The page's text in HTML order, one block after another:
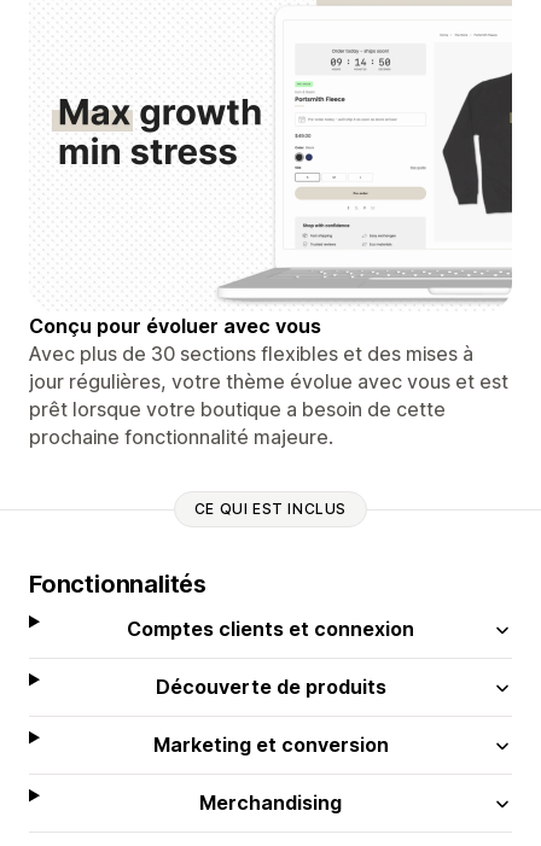
Conçu pour évoluer avec vous
Avec plus de 30 sections flexibles et des mises à
jour régulières, votre thème évolue avec vous et est
prêt lorsque votre boutique a besoin de cette
prochaine fonctionnalité majeure.
CE QUI EST INCLUS
Fonctionnalités
Comptes clients et connexion
Découverte de produits
Marketing et conversion
Merchandising